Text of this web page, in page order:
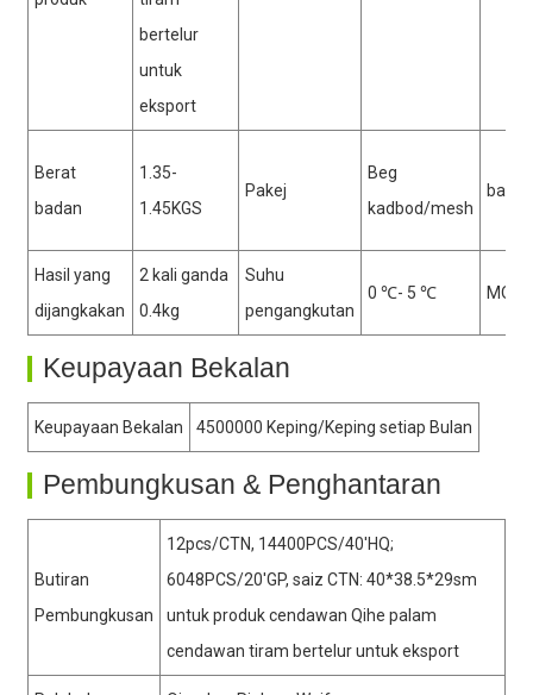
bertelur
untuk
eksport
Berat
badan
1.35-
1.45KGS
Pakej
Beg
kadbod/mesh
bahan
Hasil yang
dijangkakan
2 kali ganda
0.4kg
Suhu
pengangkutan
0 ℃- 5 ℃ MOQ
Keupayaan Bekalan
Keupayaan Bekalan 4500000 Keping/Keping setiap Bulan
Pembungkusan & Penghantaran
Butiran
Pembungkusan
12pcs/CTN, 14400PCS/40′HQ;
6048PCS/20′GP, saiz CTN: 40*38.5*29sm
untuk produk cendawan Qihe palam
cendawan tiram bertelur untuk eksport